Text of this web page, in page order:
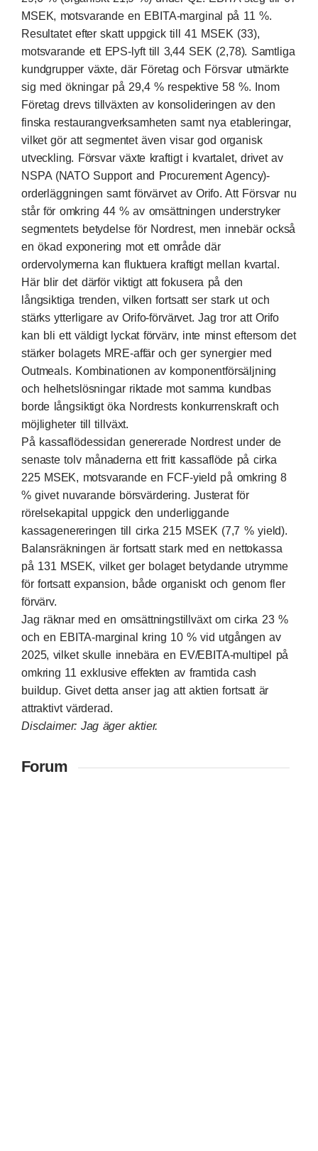
MSEK, motsvarande en EBITA-marginal på 11 %.
Resultatet efter skatt uppgick till 41 MSEK (33),
motsvarande ett EPS-lyft till 3,44 SEK (2,78). Samtliga
kundgrupper växte, där Företag och Försvar utmärkte
sig med ökningar på 29,4 % respektive 58 %. Inom
Företag drevs tillväxten av konsolideringen av den
finska restaurangverksamheten samt nya etableringar,
vilket gör att segmentet även visar god organisk
utveckling. Försvar växte kraftigt i kvartalet, drivet av
NSPA (NATO Support and Procurement Agency)-
orderläggningen samt förvärvet av Orifo. Att Försvar nu
står för omkring 44 % av omsättningen understryker
segmentets betydelse för Nordrest, men innebär också
en ökad exponering mot ett område där
ordervolymerna kan fluktuera kraftigt mellan kvartal.
Här blir det därför viktigt att fokusera på den
långsiktiga trenden, vilken fortsatt ser stark ut och
stärks ytterligare av Orifo-förvärvet. Jag tror att Orifo
kan bli ett väldigt lyckat förvärv, inte minst eftersom det
stärker bolagets MRE-affär och ger synergier med
Outmeals. Kombinationen av komponentförsäljning
och helhetslösningar riktade mot samma kundbas
borde långsiktigt öka Nordrests konkurrenskraft och
möjligheter till tillväxt.
På kassaflödessidan genererade Nordrest under de
senaste tolv månaderna ett fritt kassaflöde på cirka
225 MSEK, motsvarande en FCF-yield på omkring 8
% givet nuvarande börsvärdering. Justerat för
rörelsekapital uppgick den underliggande
kassagenereringen till cirka 215 MSEK (7,7 % yield).
Balansräkningen är fortsatt stark med en nettokassa
på 131 MSEK, vilket ger bolaget betydande utrymme
för fortsatt expansion, både organiskt och genom fler
förvärv.
Jag räknar med en omsättningstillväxt om cirka 23 %
och en EBITA-marginal kring 10 % vid utgången av
2025, vilket skulle innebära en EV/EBITA-multipel på
omkring 11 exklusive effekten av framtida cash
buildup. Givet detta anser jag att aktien fortsatt är
attraktivt värderad.
Disclaimer: Jag äger aktier.
Forum